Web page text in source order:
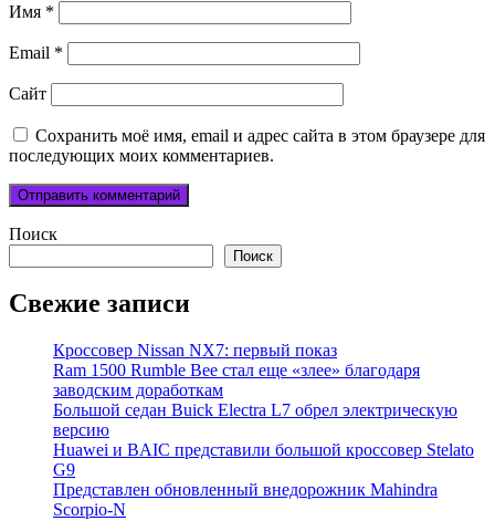
Имя *
Email *
Сайт
Сохранить моё имя, email и адрес сайта в этом браузере для
последующих моих комментариев.
Поиск
Поиск
Свежие записи
Кроссовер Nissan NX7: первый показ
Ram 1500 Rumble Bee стал еще «злее» благодаря
заводским доработкам
Большой седан Buick Electra L7 обрел электрическую
версию
Huawei и BAIC представили большой кроссовер Stelato
G9
Представлен обновленный внедорожник Mahindra
Scorpio-N